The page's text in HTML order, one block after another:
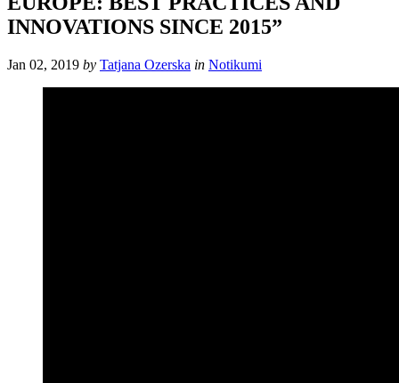
INNOVATIONS SINCE 2015”
Jan 02, 2019 by Tatjana Ozerska in Notikumi